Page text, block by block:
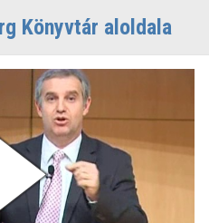
Könyvtár aloldala